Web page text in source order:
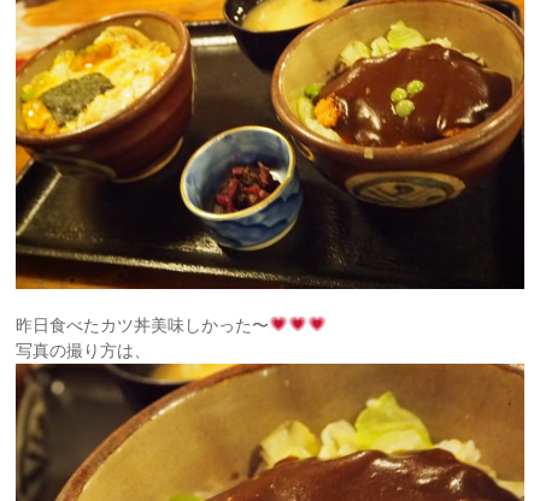
昨日食べたカツ丼美味しかった〜
写真の撮り方は、